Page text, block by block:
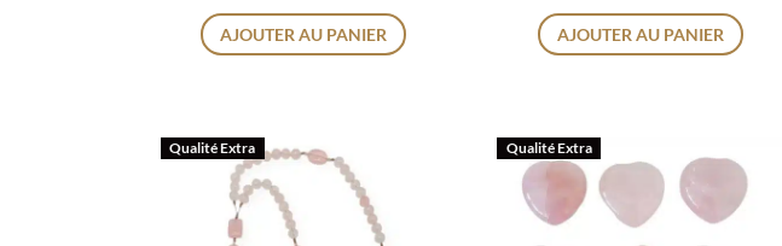
AJOUTER AU PANIER AJOUTER AU PANIER
Qualité Extra Qualité Extra